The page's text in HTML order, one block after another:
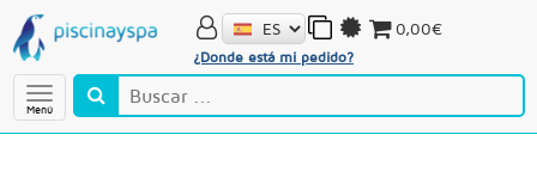
Menú
¿Donde está mi pedido?
0,00€